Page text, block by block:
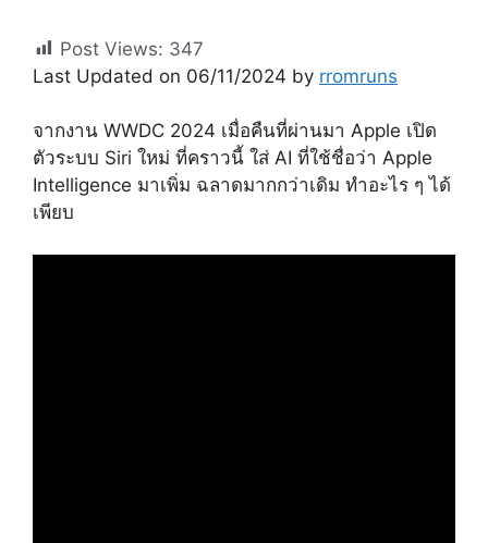
Post Views: 347
Last Updated on 06/11/2024 by rromruns
จากงาน WWDC 2024 เมื่อคืนที่ผ่านมา Apple เปิด
ตัวระบบ Siri ใหม่ ที่คราวนี้ ใส่ AI ที่ใช้ชื่อว่า Apple
Intelligence มาเพิ่ม ฉลาดมากกว่าเดิม ทำอะไร ๆ ได้
เพียบ